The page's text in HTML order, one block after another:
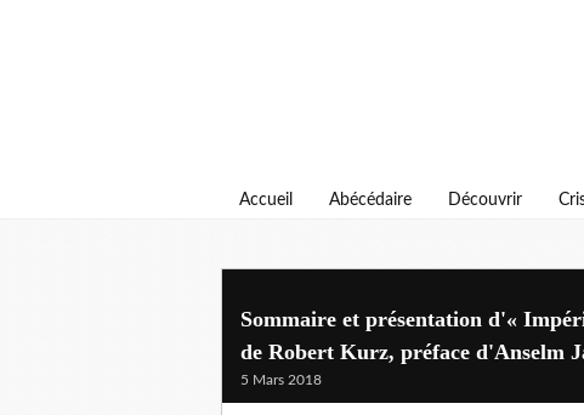
Accueil Abécédaire Découvrir
Sommaire et présentation d'«
de Robert Kurz, préface d'Anselm
5 Mars 2018